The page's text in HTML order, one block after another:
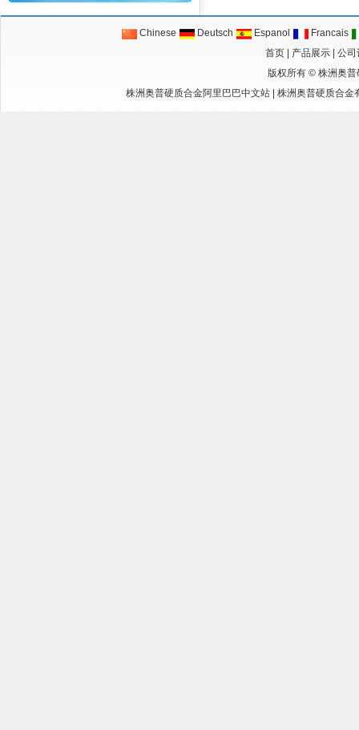
Chinese Deutsch Espanol
Francais
首页
产品展示
公司
版权所有 © 株洲奥普
株洲奥普硬质合金阿里巴巴中文站| 株洲奥普硬质合金